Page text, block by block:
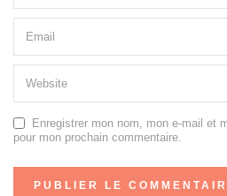
Enregistrer mon nom, mon e-mail et
pour mon prochain commentaire.